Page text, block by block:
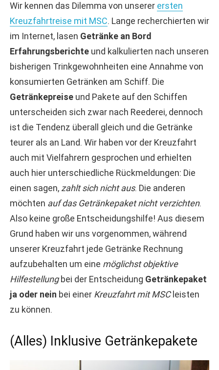
Wir kennen das Dilemma von unserer ersten
Kreuzfahrtreise mit MSC. Lange recherchierten wir
im Internet, lasen Getränke an Bord
Erfahrungsberichte und kalkulierten nach unseren
bisherigen Trinkgewohnheiten eine Annahme von
konsumierten Getränken am Schiff. Die
Getränkepreise und Pakete auf den Schiffen
unterscheiden sich zwar nach Reederei, dennoch
ist die Tendenz überall gleich und die Getränke
teurer als an Land. Wir haben vor der Kreuzfahrt
auch mit Vielfahrern gesprochen und erhielten
auch hier unterschiedliche Rückmeldungen: Die
einen sagen, zahlt sich nicht aus. Die anderen
möchten auf das Getränkepaket nicht verzichten.
Also keine große Entscheidungshilfe! Aus diesem
Grund haben wir uns vorgenommen, während
unserer Kreuzfahrt jede Getränke Rechnung
aufzubehalten um eine möglichst objektive
Hilfestellungbei der Entscheidung Getränkepaket
ja oder nein bei einer Kreuzfahrt mit MSCleisten
zu können.
(Alles) Inklusive Getränkepakete